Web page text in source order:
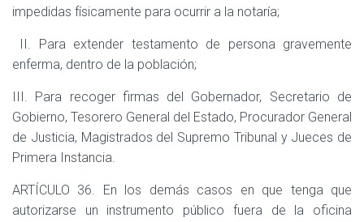
impedidas físicamente para ocurrir a la notaría;
II. Para extender testamento de persona gravemente
enferma, dentro de la población;
III. Para recoger firmas del Gobernador, Secretario de
Gobierno, Tesorero General del Estado, Procurador General
de Justicia, Magistrados del Supremo Tribunal y Jueces de
Primera Instancia.
ARTÍCULO 36. En los demás casos en que tenga que
autorizarse un instrumento público fuera de la oficina